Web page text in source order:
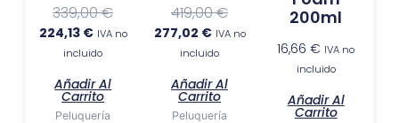
339,00€
224,13 € IVA no
incluido
Añadir Al
Carrito
Peluquería
419,00€
277,02 € IVA no
incluido
Añadir Al
Carrito
Peluquería
200ml
16,66€ IVA no
incluido
Añadir Al
Carrito